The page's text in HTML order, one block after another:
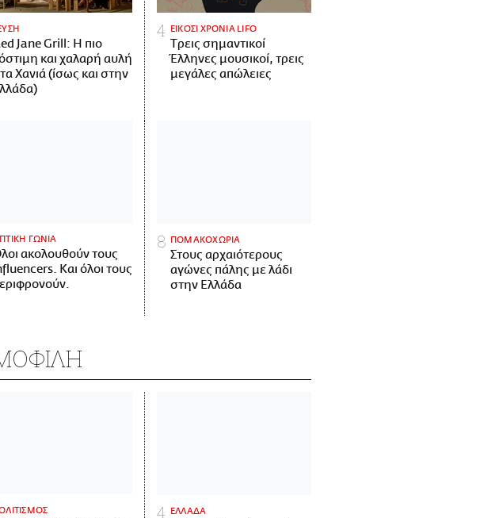
Jane Grill: Η πιο
και χαλαρή αυλή
Χανιά (ίσως και στην
ΕΙΚΟΣΙ ΧΡΟΝΙΑ LIFO
Tρεις σημαντικοί
Έλληνες μουσικοί, τρεις
μεγάλες απώλειες
ΓΩΝΙΑ
ακολουθούν τους
Και όλοι τους
ΠΟΜΑΚΟΧΩΡΙΑ
Στους αρχαιότερους
αγώνες πάλης με λάδι
στην Ελλάδα
ΕΛΛΑΔΑ